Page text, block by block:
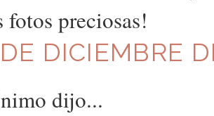
fotos preciosas!
DICIEMBRE
dijo...